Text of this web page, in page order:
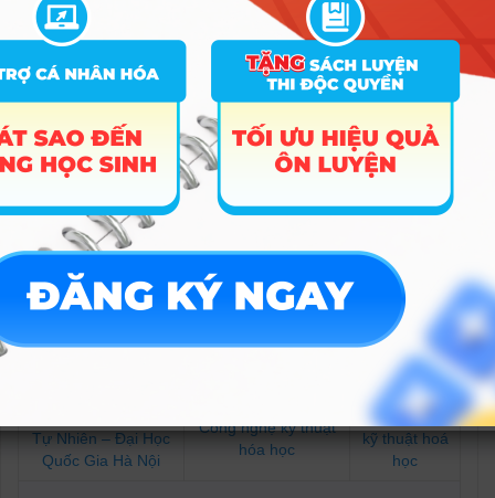
việc sau này. Bật mí là có nhiều bài báo cáo nghiên cứu khoa
học của sinh viên được đăng trên các tạp chí uy tín trong nước
Ngành Công nghệ kỹ thuật hóa học còn có hệ đào tạo chất
lượng cao với các môn chuyên ngành bằng tiếng Anh. Theo hệ
đào tạo này sẽ giúp bạn tăng cường vốn tiếng Anh, các kiến
thức chuyên môn chuyên sâu, cơ sở vật chất và giảng viên đều
hàng đầu trong ngành. Từ đó mở ra nhiều cơ hội làm việc và
học tập lên cao sau khi tốt nghiệp.
3. Điểm chuẩn ngành Công nghệ kỹ thuật hóa học tại đại
học Khoa học Tự nhiên
Ngành
Tự Nhiên – Đại Học
Quốc Gia Hà Nội
Công nghệ kỹ thuật
hóa học
Công nghệ
kỹ thuật hoá
học